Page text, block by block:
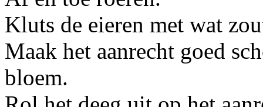
Kluts de eieren met wat
Maak het aanrecht goed
bloem.